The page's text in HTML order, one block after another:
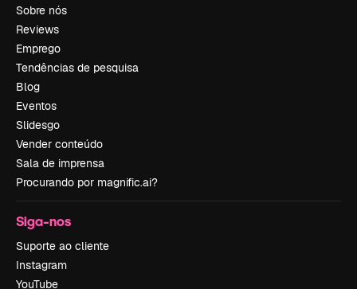
Sobre nós
Reviews
Emprego
Tendências de pesquisa
Blog
Eventos
Slidesgo
Vender conteúdo
Sala de imprensa
Procurando por magnific.ai?
Siga-nos
Suporte ao cliente
Instagram
YouTube